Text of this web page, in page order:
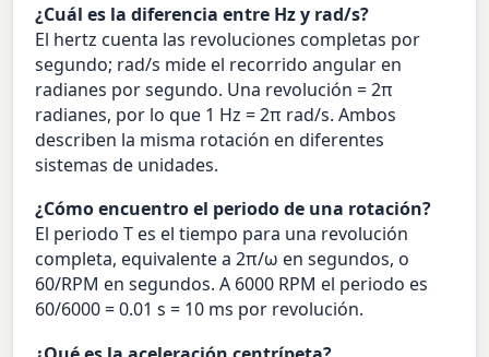
¿Cuál es la diferencia entre Hz y rad/s?
El hertz cuenta las revoluciones completas por
segundo; rad/s mide el recorrido angular en
radianes por segundo. Una revolución = 2π
radianes, por lo que 1 Hz = 2π rad/s. Ambos
describen la misma rotación en diferentes
sistemas de unidades.
¿Cómo encuentro el periodo de una rotación?
El periodo T es el tiempo para una revolución
completa, equivalente a 2π/ω en segundos, o
60/RPM en segundos. A 6000 RPM el periodo es
60/6000 = 0.01 s = 10 ms por revolución.